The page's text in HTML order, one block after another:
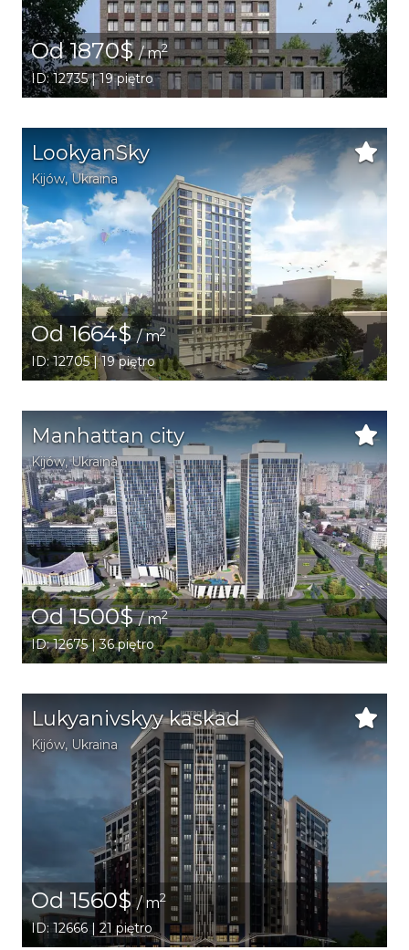
Od 1870$ / m2
ID: 12735 | 19 piętro
LookyanSky
Kijów,Ukraina
Od 1664$/ m2
ID: 12705 | 19 piętro
Manhattan city
Kijów,Ukraina
Od 1500$/ m2
ID: 12675 | 36 piętro
Lukyanivskyy kaskad
Kijów, Ukraina
Od 1560$/ m2
ID: 12666 | 21 piętro